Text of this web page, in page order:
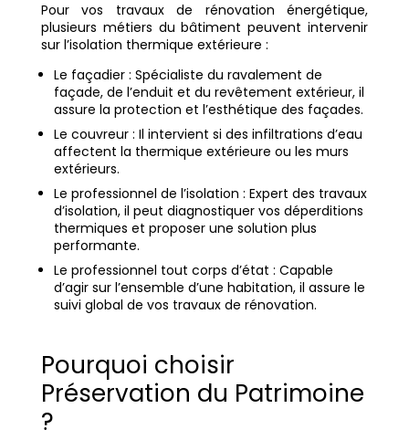
Pour vos travaux de rénovation énergétique,
plusieurs métiers du bâtiment peuvent intervenir
sur l’isolation thermique extérieure :
Le façadier : Spécialiste du ravalement de
façade, de l’enduit et du revêtement extérieur, il
assure la protection et l’esthétique des façades.
Le couvreur : Il intervient si des infiltrations d’eau
affectent la thermique extérieure ou les murs
extérieurs.
Le professionnel de l’isolation : Expert des travaux
d’isolation, il peut diagnostiquer vos déperditions
thermiques et proposer une solution plus
performante.
Le professionnel tout corps d’état : Capable
d’agir sur l’ensemble d’une habitation, il assure le
suivi global de vos travaux de rénovation.
Pourquoi choisir
Préservation du Patrimoine
?